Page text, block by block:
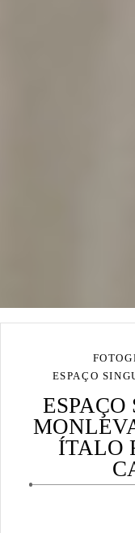
ESPAÇO
ÍTALO